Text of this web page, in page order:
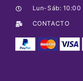
Lun-Sáb: 10:00
CONTACTO